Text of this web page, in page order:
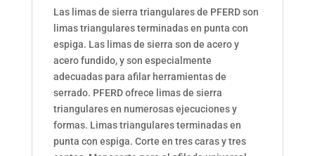
Las limas de sierra triangulares de PFERD son
limas triangulares terminadas en punta con
espiga. Las limas de sierra son de acero y
acero fundido, y son especialmente
adecuadas para afilar herramientas de
serrado. PFERD ofrece limas de sierra
triangulares en numerosas ejecuciones y
formas. Limas triangulares terminadas en
punta con espiga. Corte en tres caras y tres